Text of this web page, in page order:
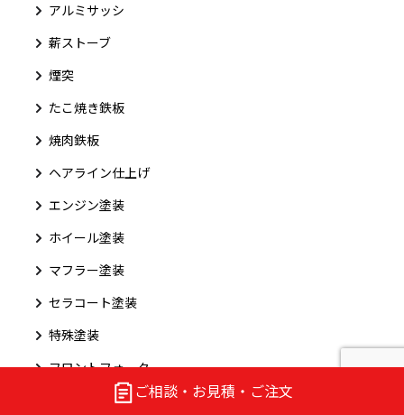
ご相談・お見積・ご注文
アルミサッシ
薪ストーブ
煙突
たこ焼き鉄板
焼肉鉄板
ヘアライン仕上げ
エンジン塗装
ホイール塗装
マフラー塗装
セラコート塗装
特殊塗装
フロントフォーク